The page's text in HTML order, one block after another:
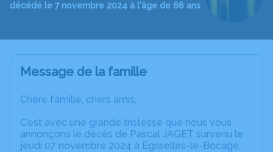
décédé le 7 novembre 2024 à l'âge de 66 ans
Message de la famille
Chère famille, chers amis,
C’est avec une grande tristesse que nous vous
annonçons le décès de Pascal JAGET survenu le
jeudi 07 novembre 2024 à Égriselles-le-Bocage.